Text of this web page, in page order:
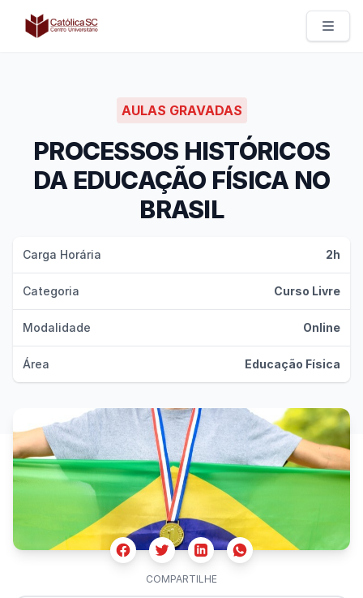
Católica SC | Experts
AULAS GRAVADAS
PROCESSOS HISTÓRICOS
DA EDUCAÇÃO FÍSICA NO
BRASIL
Carga Horária 2h
Categoria Curso Livre
Modalidade Online
Área Educação Física
FacebookTwitterLinkedinWhatsapp
COMPARTILHE